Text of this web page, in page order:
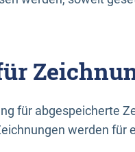
für abgespeicherte
werden für